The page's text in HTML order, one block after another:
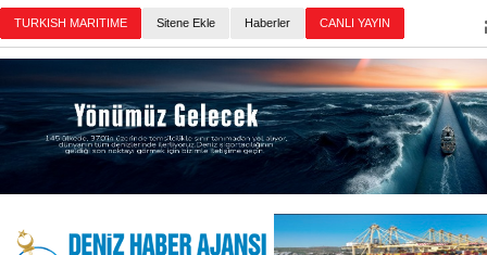
Sitene Ekle Haberler